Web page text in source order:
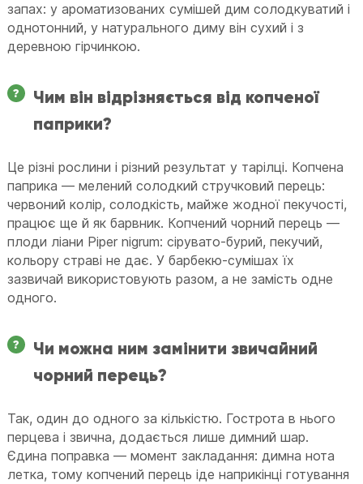
запах: у ароматизованих сумішей дим солодкуватий і
однотонний, у натурального диму він сухий і з
деревною гірчинкою.
Чим він відрізняється від копченої
паприки?
Це різні рослини і різний результат у тарілці. Копчена
паприка — мелений солодкий стручковий перець:
червоний колір, солодкість, майже жодної пекучості,
працює ще й як барвник. Копчений чорний перець —
плоди ліани Piper nigrum: сірувато-бурий, пекучий,
кольору страві не дає. У барбекю-сумішах їх
зазвичай використовують разом, а не замість одне
одного.
Чи можна ним замінити звичайний
чорний перець?
Так, один до одного за кількістю. Гострота в нього
перцева і звична, додається лише димний шар.
Єдина поправка — момент закладання: димна нота
летка, тому копчений перець іде наприкінці готування